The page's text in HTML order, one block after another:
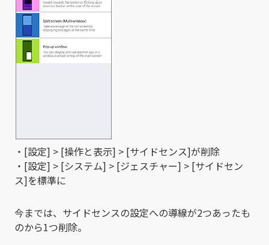
・[設定] > [操作と表示] > [サイドセンス]が削除
・[設定] > [システム] > [ジェスチャー] > [サイドセン
ス]を標準に
今までは、サイドセンスの設定への導線が2つあったも
のから1つ削除。